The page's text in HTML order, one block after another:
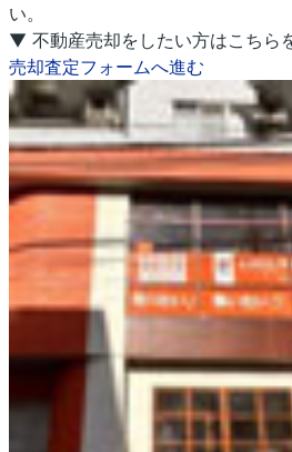
い。
▼ 不動産売却をしたい方はこちら
売却査定フォームへ進む